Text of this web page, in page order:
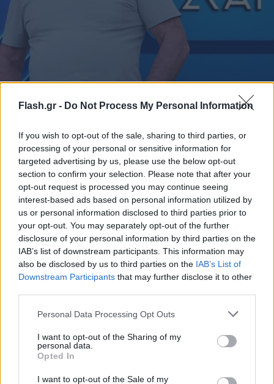
Flash.gr - Do Not Process My Personal Information
If you wish to opt-out of the sale, sharing to third parties, or
processing of your personal or sensitive information for
targeted advertising by us, please use the below opt-out
section to confirm your selection. Please note that after your
opt-out request is processed you may continue seeing
interest-based ads based on personal information utilized by
us or personal information disclosed to third parties prior to
your opt-out. You may separately opt-out of the further
disclosure of your personal information by third parties on the
IAB’s list of downstream participants. This information may
also be disclosed by us to third parties on the IAB’s List of
Downstream Participants that may further disclose it to other
Please note that this website/app uses one or more Google
not limited to your visit or usage behaviour. You may click to
grant or deny consent to Google and its third-party tags to
use your data for below specified purposes in below Google
consent section.
Personal Data Processing Opt Outs
I want to opt-out of the Sharing of my
personal data.
Opted In
I want to opt-out of the Sale of my
Το τέλος στελεχών του ΣΚΑΪ: Το χρονικό ενός
προαναγγελθέντος «θανάτου» με σφραγίδα Γιάννη
Αλαφούζου
07.08.2026 ΧΡΊΣΛΑ ΓΕΩΡΓΑΚΟΠΟΎΛΟΥ